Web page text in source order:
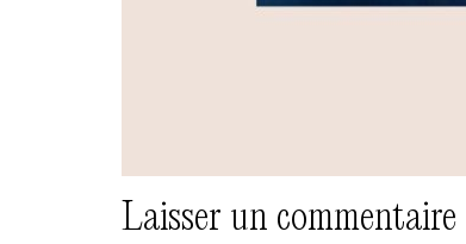
Laisser un commentaire